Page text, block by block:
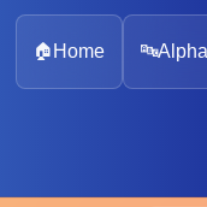
🏠 Home 🔤